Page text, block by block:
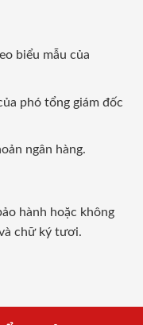
biểu mẫu của
phó tổng giám đốc
ngân hàng.
hành hoặc không
chữ ký tươi.